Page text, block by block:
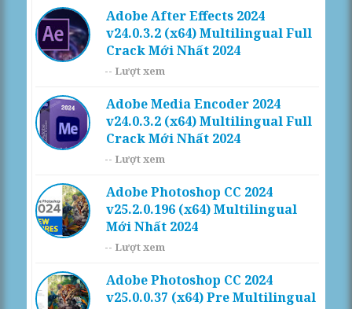
Adobe After Effects 2024
v24.0.3.2 (x64) Multilingual Full
Crack Mới Nhất 2024
-- Lượt xem
Adobe Media Encoder 2024
v24.0.3.2 (x64) Multilingual Full
Crack Mới Nhất 2024
-- Lượt xem
Adobe Photoshop CC 2024
v25.2.0.196 (x64) Multilingual
Mới Nhất 2024
-- Lượt xem
Adobe Photoshop CC 2024
v25.0.0.37 (x64) Pre Multilingual